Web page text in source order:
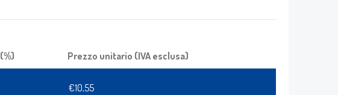
Prezzo unitario (IVA esclusa)
€10,55